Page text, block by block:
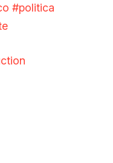
#politica